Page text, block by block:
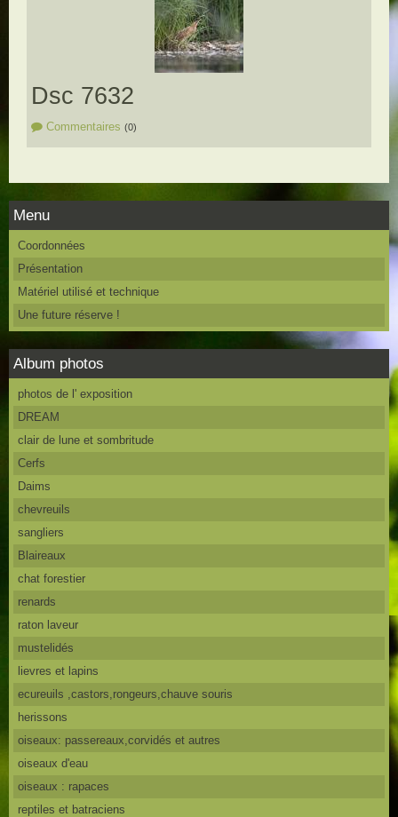
Dsc 7632
Commentaires (0)
Menu
Coordonnées
Présentation
Matériel utilisé et technique
Une future réserve !
Album photos
photos de l' exposition
DREAM
clair de lune et sombritude
Cerfs
Daims
chevreuils
sangliers
Blaireaux
chat forestier
renards
raton laveur
mustelidés
lievres et lapins
ecureuils ,castors,rongeurs,chauve souris
herissons
oiseaux: passereaux,corvidés et autres
oiseaux d'eau
oiseaux : rapaces
reptiles et batraciens